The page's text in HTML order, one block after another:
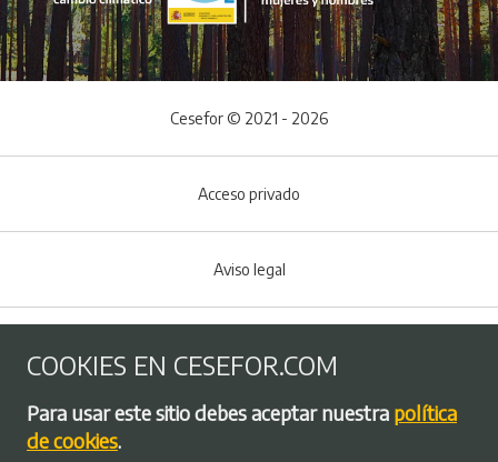
Menú del pie
Cesefor © 2021 - 2026
Acceso privado
Aviso legal
Política de privacidad
COOKIES EN CESEFOR.COM
Para usar este sitio debes aceptar nuestra política
de cookies.